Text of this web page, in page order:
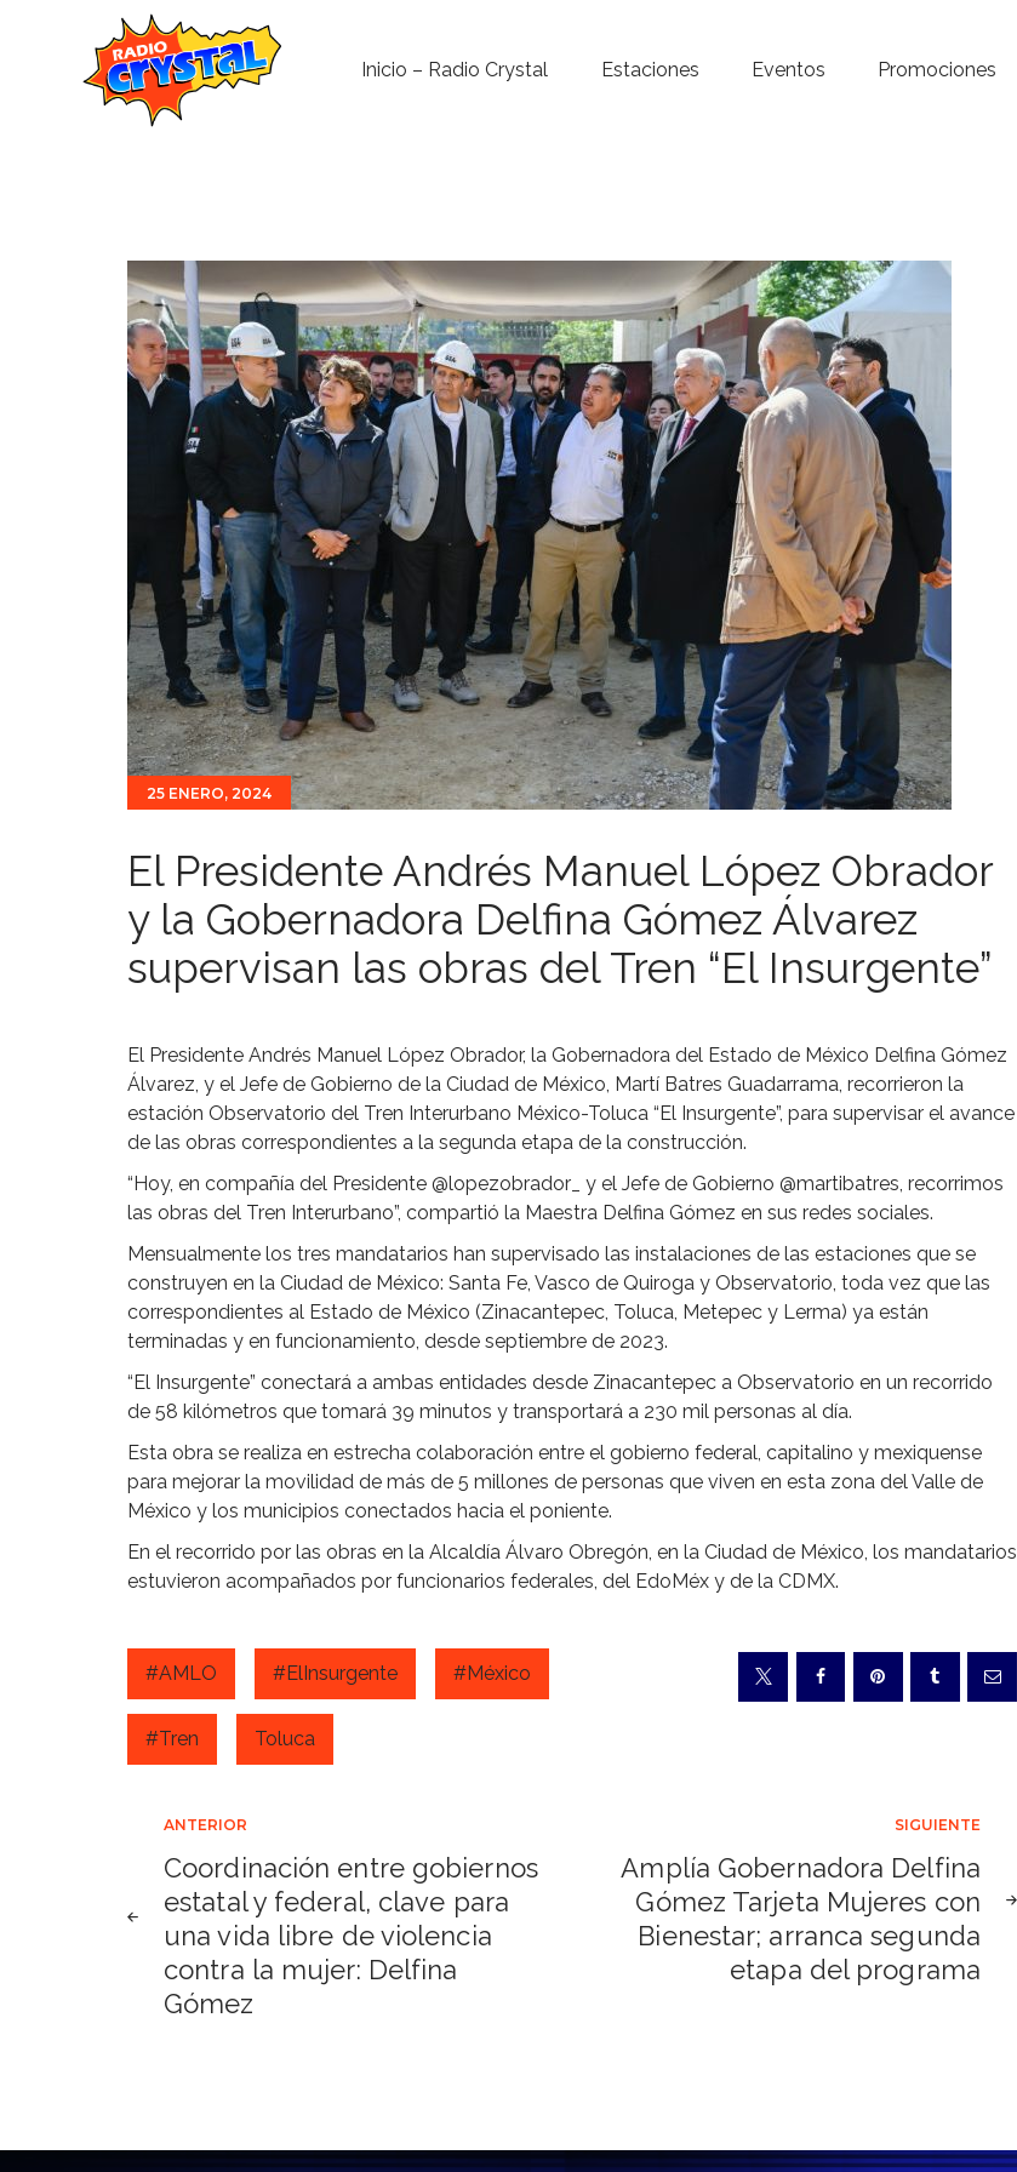
Inicio – Radio Crystal Estaciones Eventos Promociones
Noticias
Para ti
Contacto
25 ENERO, 2024
El Presidente Andrés Manuel López Obrador
y la Gobernadora Delfina Gómez Álvarez
supervisan las obras del Tren “El Insurgente”
El Presidente Andrés Manuel López Obrador, la Gobernadora del Estado de México Delfina Gómez
Álvarez, y el Jefe de Gobierno de la Ciudad de México, Martí Batres Guadarrama, recorrieron la
estación Observatorio del Tren Interurbano México-Toluca “El Insurgente”, para supervisar el avance
de las obras correspondientes a la segunda etapa de la construcción.
“Hoy, en compañía del Presidente @lopezobrador_ y el Jefe de Gobierno @martibatres, recorrimos
las obras del Tren Interurbano”, compartió la Maestra Delfina Gómez en sus redes sociales.
Mensualmente los tres mandatarios han supervisado las instalaciones de las estaciones que se
construyen en la Ciudad de México: Santa Fe, Vasco de Quiroga y Observatorio, toda vez que las
correspondientes al Estado de México (Zinacantepec, Toluca, Metepec y Lerma) ya están
terminadas y en funcionamiento, desde septiembre de 2023.
“El Insurgente” conectará a ambas entidades desde Zinacantepec a Observatorio en un recorrido
de 58 kilómetros que tomará 39 minutos y transportará a 230 mil personas al día.
Esta obra se realiza en estrecha colaboración entre el gobierno federal, capitalino y mexiquense
para mejorar la movilidad de más de 5 millones de personas que viven en esta zona del Valle de
México y los municipios conectados hacia el poniente.
En el recorrido por las obras en la Alcaldía Álvaro Obregón, en la Ciudad de México, los mandatarios
estuvieron acompañados por funcionarios federales, del EdoMéx y de la CDMX.
#AMLO #ElInsurgente #México
#Tren Toluca
Navegación
de
entradas
ANTERIOR
Coordinación entre gobiernos
estatal y federal, clave para
una vida libre de violencia
contra la mujer: Delfina
Gómez
SIGUIENTE
Amplía Gobernadora Delfina
Gómez Tarjeta Mujeres con
Bienestar; arranca segunda
etapa del programa